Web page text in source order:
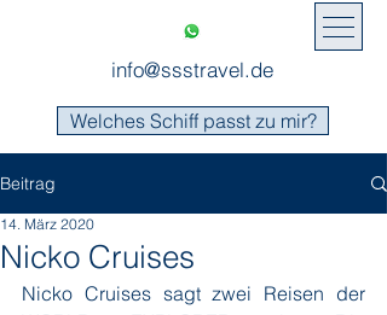
info@ssstravel.de
Welches Schiff passt zu mir?
Beitrag
Nicko Cruises
14. März 2020
Nicko Cruises sagt zwei Reisen der